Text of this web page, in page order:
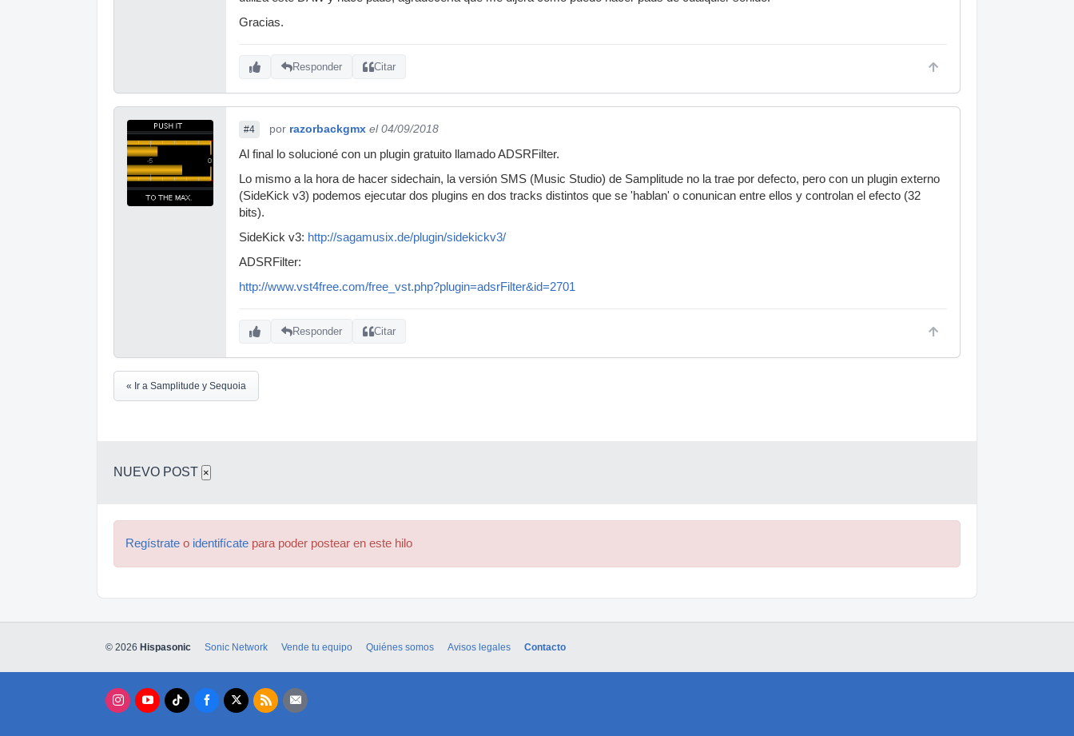
Gracias.
Responder Citar
#4 por razorbackgmx el 04/09/2018
Al final lo solucioné con un plugin gratuito llamado ADSRFilter.
Lo mismo a la hora de hacer sidechain, la versión SMS (Music Studio) de Samplitude no la trae por defecto, pero con un plugin externo
(SideKick v3) podemos ejecutar dos plugins en dos tracks distintos que se 'hablan' o conunican entre ellos y controlan el efecto (32
bits).
SideKick v3: http://sagamusix.de/plugin/sidekickv3/
ADSRFilter:
http://www.vst4free.com/free_vst.php?plugin=adsrFilter&id=2701
Responder Citar
« Ir a Samplitude y Sequoia
NUEVO POST ×
Regístrate o identifícate para poder postear en este hilo
© 2026 Hispasonic Sonic Network Vende tu equipo Quiénes somos Avisos legales Contacto